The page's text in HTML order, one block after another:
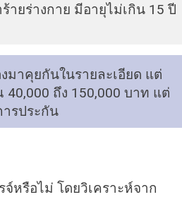
ยร่างกาย มีอายุไม่เกิน 15 ปี
มาคุยกันในรายละเอียด แต่
40,000 ถึง 150,000 บาท แต่
ารประกัน
หรือไม่ โดยวิเคราะห์จาก